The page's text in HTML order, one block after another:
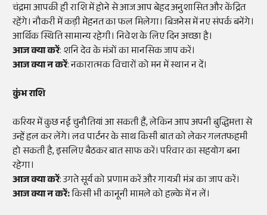
चंद्रमा आपकी ही राशि में होने से आज आप बेहद अनुशासित और केंद्रित
रहेंगे। नौकरी में कड़ी मेहनत का फल मिलेगा। बिजनेस में नए संपर्क बनेंगे।
आर्थिक स्थिति सामान्य रहेगी। निवेश के लिए दिन अच्छा है।
आज क्या करें: शनि देव के मंत्रों का मानसिक जाप करें।
आज क्या न करें: नकारात्मक विचारों को मन में स्थान न दें।
कुंभ राशि
करियर में कुछ नई चुनौतियां आ सकती हैं, लेकिन आप अपनी बुद्धिमत्ता से
उन्हें हल कर लेंगे। लव पार्टनर के साथ किसी बात को लेकर गलतफहमी
हो सकती है, इसलिए बैठकर बात साफ करें। परिवार का सहयोग बना
रहेगा।
आज क्या करें: उगते सूर्य को प्रणाम करें और गायत्री मंत्र का जाप करें।
आज क्या न करें:किसी भी कानूनी मामले को हल्के में न लें।